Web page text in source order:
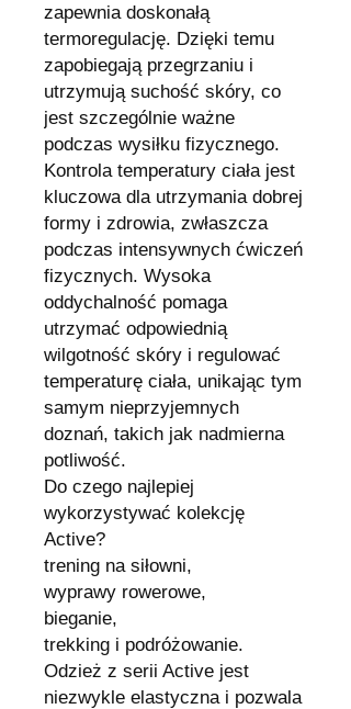
zapewnia doskonałą
termoregulację. Dzięki temu
zapobiegają przegrzaniu i
utrzymują suchość skóry, co
jest szczególnie ważne
podczas wysiłku fizycznego.
Kontrola temperatury ciała jest
kluczowa dla utrzymania dobrej
formy i zdrowia, zwłaszcza
podczas intensywnych ćwiczeń
fizycznych. Wysoka
oddychalność pomaga
utrzymać odpowiednią
wilgotność skóry i regulować
temperaturę ciała, unikając tym
samym nieprzyjemnych
doznań, takich jak nadmierna
potliwość.
Do czego najlepiej
wykorzystywać kolekcję
Active?
trening na siłowni,
wyprawy rowerowe,
bieganie,
trekking i podróżowanie.
Odzież z serii Active jest
niezwykle elastyczna i pozwala